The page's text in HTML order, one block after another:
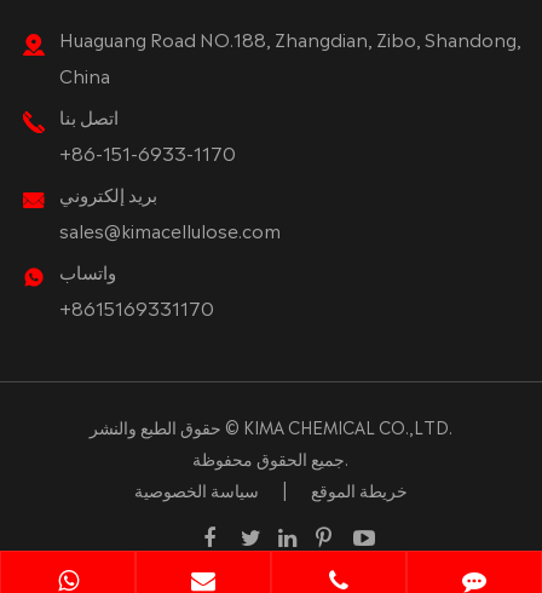
Huaguang Road NO.188, Zhangdian, Zibo, Shandong,
China
اتصل بنا
+86-151-6933-1170
بريد إلكتروني
sales@kimacellulose.com
واتساب
+8615169331170
حقوق الطبع والنشر © KIMA CHEMICAL CO.,LTD.
جميع الحقوق محفوظة.
خريطة الموقع
| سياسة الخصوصية